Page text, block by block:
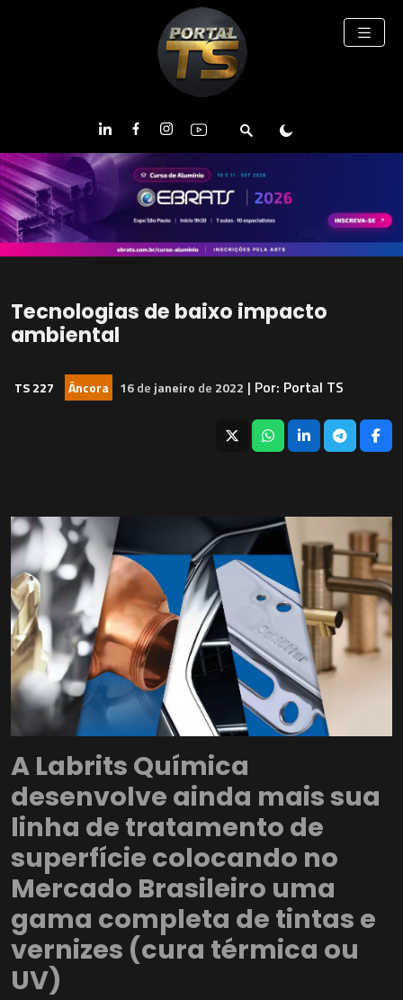
Tecnologias de baixo impacto
ambiental
TS 227 Âncora 16dejaneiro de 2022 | Por: Portal TS
A Labrits Química
desenvolve ainda mais sua
linha de tratamento de
superfície colocando no
Mercado Brasileiro uma
gama completa de tintas e
vernizes (cura térmica ou
UV)